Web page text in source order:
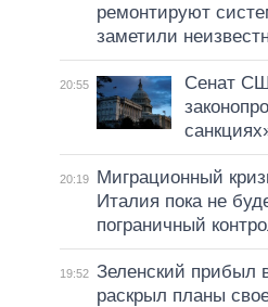
ремонтируют
заметили
20:55
Сенат
20:19
Миграционный
Италия пока не
пограничный
19:52 Зеленский прибыл
раскрыл планы